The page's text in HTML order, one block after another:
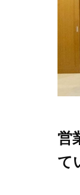
営
て